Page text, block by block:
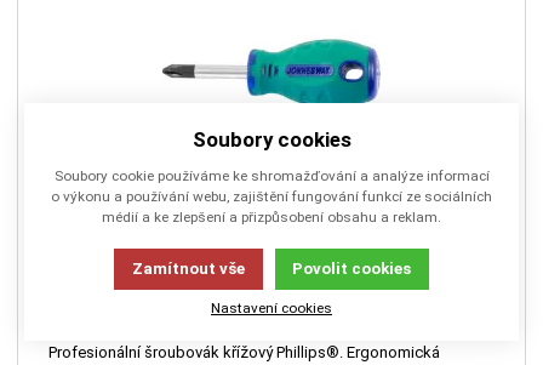
JW-D71P238
Šroubovák PH 2x38mm ASG CrMo
Profesionální šroubovák křížový Phillips®. Ergonomická
Soubory cookies
Soubory cookie používáme ke shromažďování a analýze informací
o výkonu a používání webu, zajištění fungování funkcí ze sociálních
médií a ke zlepšení a přizpůsobení obsahu a reklam.
Zamítnout vše Povolit cookies
Nastavení cookies